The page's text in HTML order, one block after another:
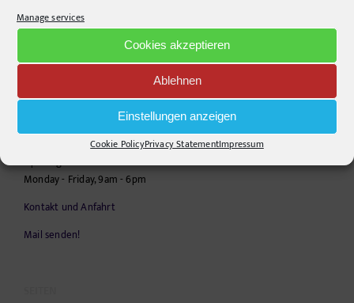
Manage services
Cookies akzeptieren
Ablehnen
Einstellungen anzeigen
Cookie PolicyPrivacy StatementImpressum
+49306860203
E-Mail:info@pr-ide.de
Opening Hours:
Monday - Friday, 9am - 6pm
Kontakt und Anfahrt
Mail senden!